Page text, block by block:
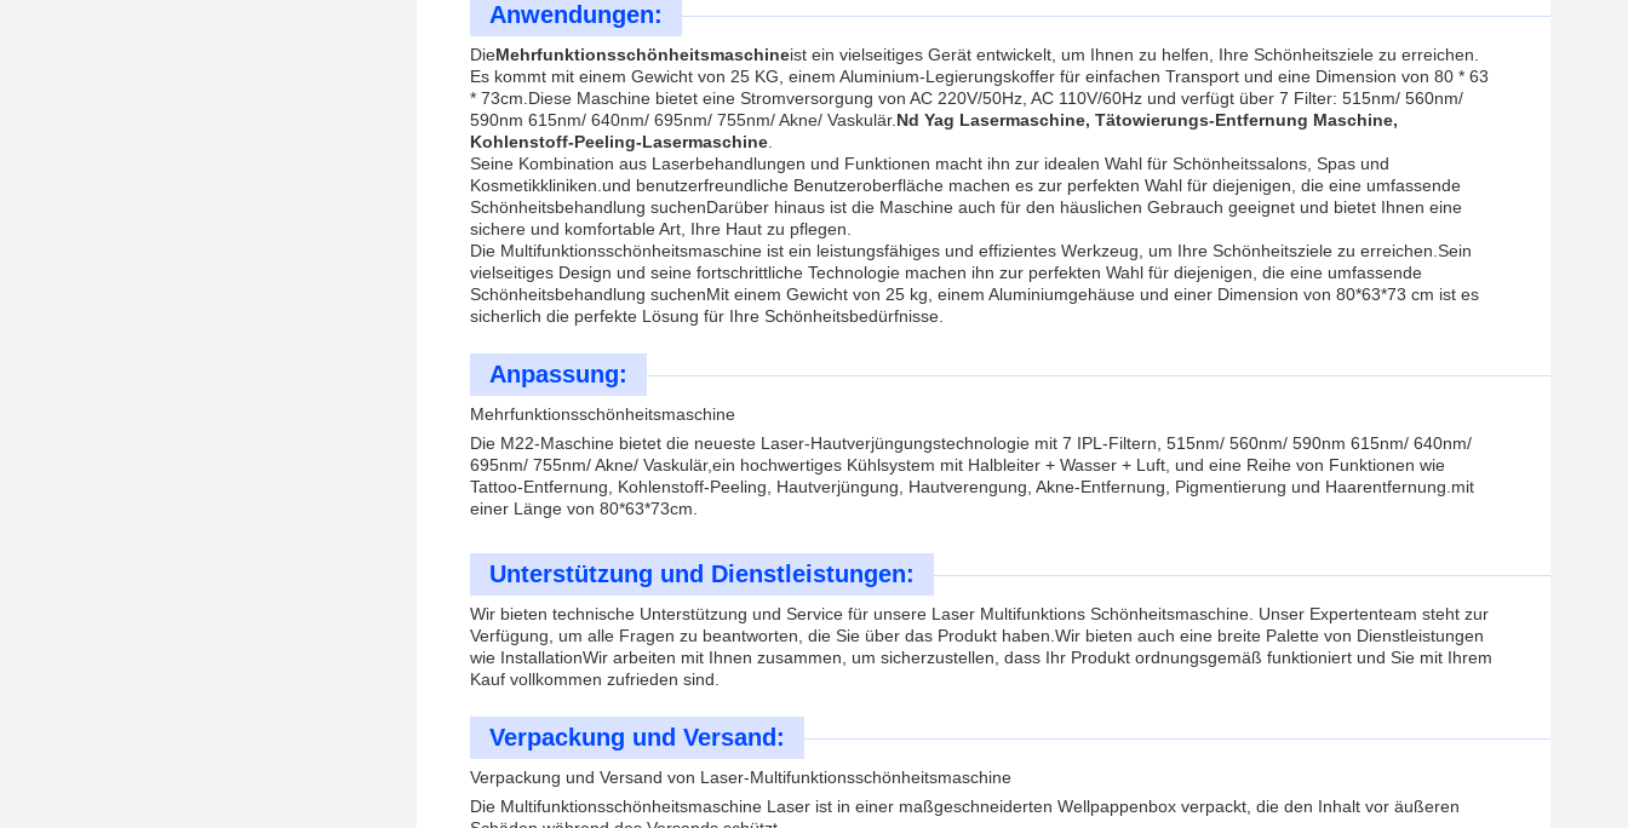
Anwendungen:
DieMehrfunktionsschönheitsmaschineist ein vielseitiges Gerät entwickelt, um Ihnen zu helfen, Ihre Schönheitsziele zu erreichen.
Es kommt mit einem Gewicht von 25 KG, einem Aluminium-Legierungskoffer für einfachen Transport und eine Dimension von 80 * 63
* 73cm.Diese Maschine bietet eine Stromversorgung von AC 220V/50Hz, AC 110V/60Hz und verfügt über 7 Filter: 515nm/ 560nm/
590nm 615nm/ 640nm/ 695nm/ 755nm/ Akne/ Vaskulär. Nd Yag Lasermaschine, Tätowierungs-Entfernung Maschine,
Kohlenstoff-Peeling-Lasermaschine
Seine Kombination aus Laserbehandlungen und Funktionen macht ihn zur idealen Wahl für Schönheitssalons, Spas und
Kosmetikkliniken.und benutzerfreundliche Benutzeroberfläche machen es zur perfekten Wahl für diejenigen, die eine umfassende
Schönheitsbehandlung suchenDarüber hinaus ist die Maschine auch für den häuslichen Gebrauch geeignet und bietet Ihnen eine
sichere und komfortable Art, Ihre Haut zu pflegen.
Die Multifunktionsschönheitsmaschine ist ein leistungsfähiges und effizientes Werkzeug, um Ihre Schönheitsziele zu erreichen.Sein
vielseitiges Design und seine fortschrittliche Technologie machen ihn zur perfekten Wahl für diejenigen, die eine umfassende
Schönheitsbehandlung suchenMit einem Gewicht von 25 kg, einem Aluminiumgehäuse und einer Dimension von 80*63*73 cm ist es
sicherlich die perfekte Lösung für Ihre Schönheitsbedürfnisse.
Anpassung:
Mehrfunktionsschönheitsmaschine
Die M22-Maschine bietet die neueste Laser-Hautverjüngungstechnologie mit 7 IPL-Filtern, 515nm/ 560nm/ 590nm 615nm/ 640nm/
695nm/ 755nm/ Akne/ Vaskulär,ein hochwertiges Kühlsystem mit Halbleiter + Wasser + Luft, und eine Reihe von Funktionen wie
Tattoo-Entfernung, Kohlenstoff-Peeling, Hautverjüngung, Hautverengung, Akne-Entfernung, Pigmentierung und Haarentfernung.mit
einer Länge von 80*63*73cm.
Unterstützung und Dienstleistungen:
Wir bieten technische Unterstützung und Service für unsere Laser Multifunktions Schönheitsmaschine. Unser Expertenteam steht zur
Verfügung, um alle Fragen zu beantworten, die Sie über das Produkt haben.Wir bieten auch eine breite Palette von Dienstleistungen
wie InstallationWir arbeiten mit Ihnen zusammen, um sicherzustellen, dass Ihr Produkt ordnungsgemäß funktioniert und Sie mit Ihrem
Kauf vollkommen zufrieden sind.
Verpackung und Versand:
Verpackung und Versand von Laser-Multifunktionsschönheitsmaschine
Die Multifunktionsschönheitsmaschine Laser ist in einer maßgeschneiderten Wellpappenbox verpackt, die den Inhalt vor äußeren